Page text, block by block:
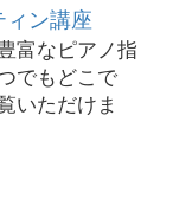
ン講座
富なピアノ指
でもどこで
いただけま